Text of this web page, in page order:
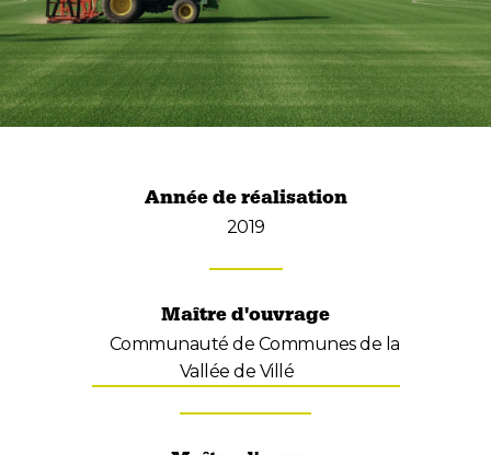
Année de réalisation
2019
Maître d'ouvrage
Communauté de Communes de la
Vallée de Villé